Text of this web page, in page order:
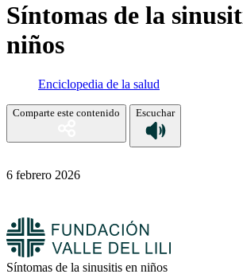
Síntomas de la
niños
Enciclopedia de la salud
Comparte este contenido Escuchar
6 febrero 2026
Síntomas de la sinusitis en niños